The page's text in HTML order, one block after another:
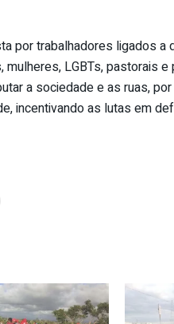
por trabalhadores ligados
LGBTs, pastorais
a sociedade e as ruas,
incentivando as lutas em